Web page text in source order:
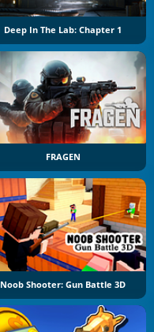
Deep In The Lab: Chapter 1
FRAGEN
Noob Shooter: Gun Battle 3D